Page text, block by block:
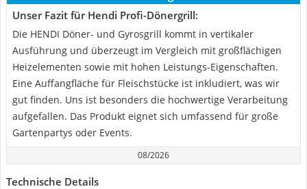
Unser Fazit für Hendi Profi-Dönergrill:
Die HENDI Döner- und Gyrosgrill kommt in vertikaler
Ausführung und überzeugt im Vergleich mit großflächigen
Heizelementen sowie mit hohen Leistungs-Eigenschaften.
Eine Auffangfläche für Fleischstücke ist inkludiert, was wir
gut finden. Uns ist besonders die hochwertige Verarbeitung
aufgefallen. Das Produkt eignet sich umfassend für große
Gartenpartys oder Events.
08/2026
Technische Details